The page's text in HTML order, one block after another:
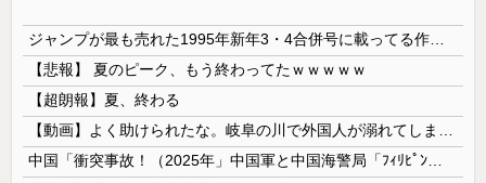
【悲報】 夏のピーク、もう終わってたｗｗｗｗｗ
【超朗報】夏、終わる